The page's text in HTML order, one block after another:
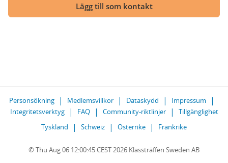
Lägg till som kontakt
Personsökning Medlemsvillkor Dataskydd
Impressum
Integritetsverktyg
FAQ Community-riktlinjer
Tillgänglighet
Tyskland
Schweiz Österrike Frankrike
© Thu Aug 06 12:00:45 CEST 2026 Klassträffen Sweden AB